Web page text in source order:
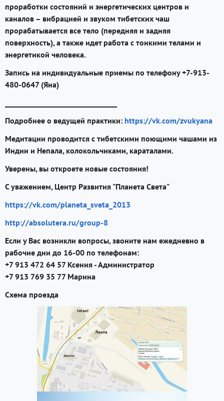
проработки состояний и энергетических центров и
каналов – вибрацией и звуком тибетских чаш
прорабатывается все тело (передняя и задняя
поверхность), а также идет работа с тонкими телами и
энергетикой человека.
Запись на индивидуальные приемы по телефону +7-913-
480-0647 (Яна)
Подробнее о ведущей практики: https://vk.com/zvukyana
Медитации проводится с тибетскими поющими чашами из
Индии и Непала, колокольчиками, караталами.
Уверены, вы откроете новые состояния!
C уважением, Центр Развития "Планета Света"
https://vk.com/planeta_sveta_2013
http://absolutera.ru/group-8
Если у Вас возникли вопросы, звоните нам ежедневно в
рабочие дни до 16-00 по телефонам:
+7 913 472 64 57 Ксения - Администратор
+7 913 769 35 77 Марина
Схема проезда